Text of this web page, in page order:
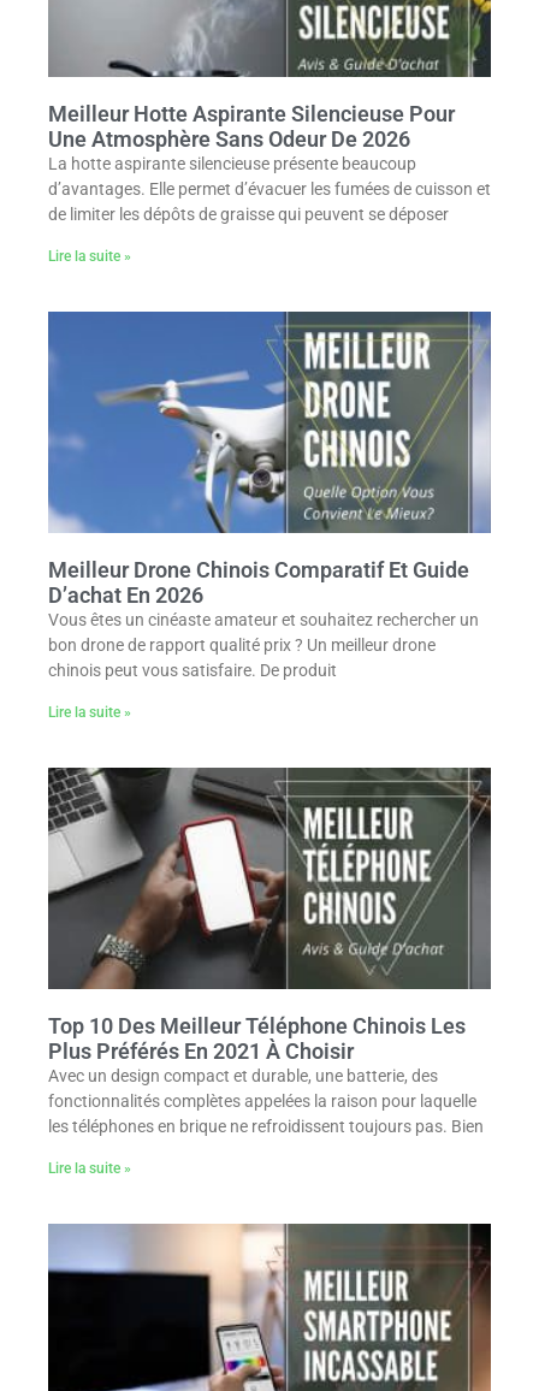
Meilleur Hotte Aspirante Silencieuse Pour
Une Atmosphère Sans Odeur De 2026
La hotte aspirante silencieuse présente beaucoup
d’avantages. Elle permet d’évacuer les fumées de cuisson et
de limiter les dépôts de graisse qui peuvent se déposer
Lire la suite »
Meilleur Drone Chinois Comparatif Et Guide
D’achat En 2026
Vous êtes un cinéaste amateur et souhaitez rechercher un
bon drone de rapport qualité prix ? Un meilleur drone
chinois peut vous satisfaire. De produit
Lire la suite »
Top 10 Des Meilleur Téléphone Chinois Les
Plus Préférés En 2021 À Choisir
Avec un design compact et durable, une batterie, des
fonctionnalités complètes appelées la raison pour laquelle
les téléphones en brique ne refroidissent toujours pas. Bien
Lire la suite »